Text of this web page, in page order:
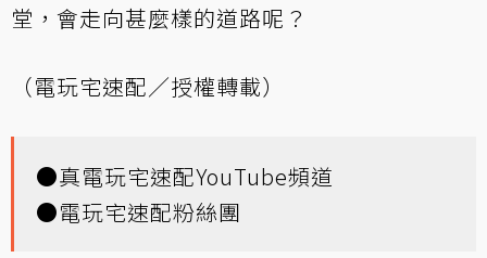
堂，會走向甚麼樣的道路呢？
（電玩宅速配／授權轉載）
●真電玩宅速配YouTube頻道
●電玩宅速配粉絲團